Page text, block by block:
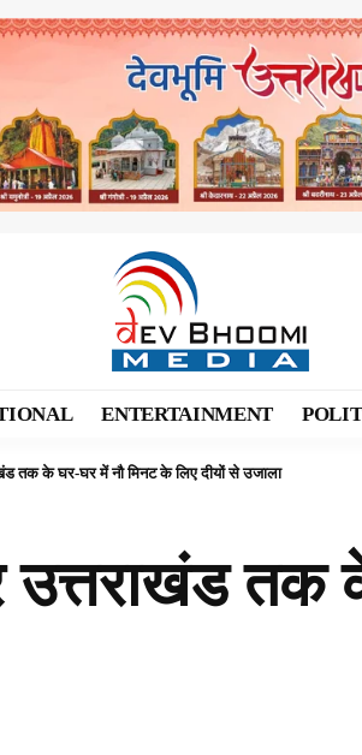
ENTERTAINMENT
तक के घर-घर में नौ मिनट के लिए दीयों से उजाला
उत्तराखंड तक